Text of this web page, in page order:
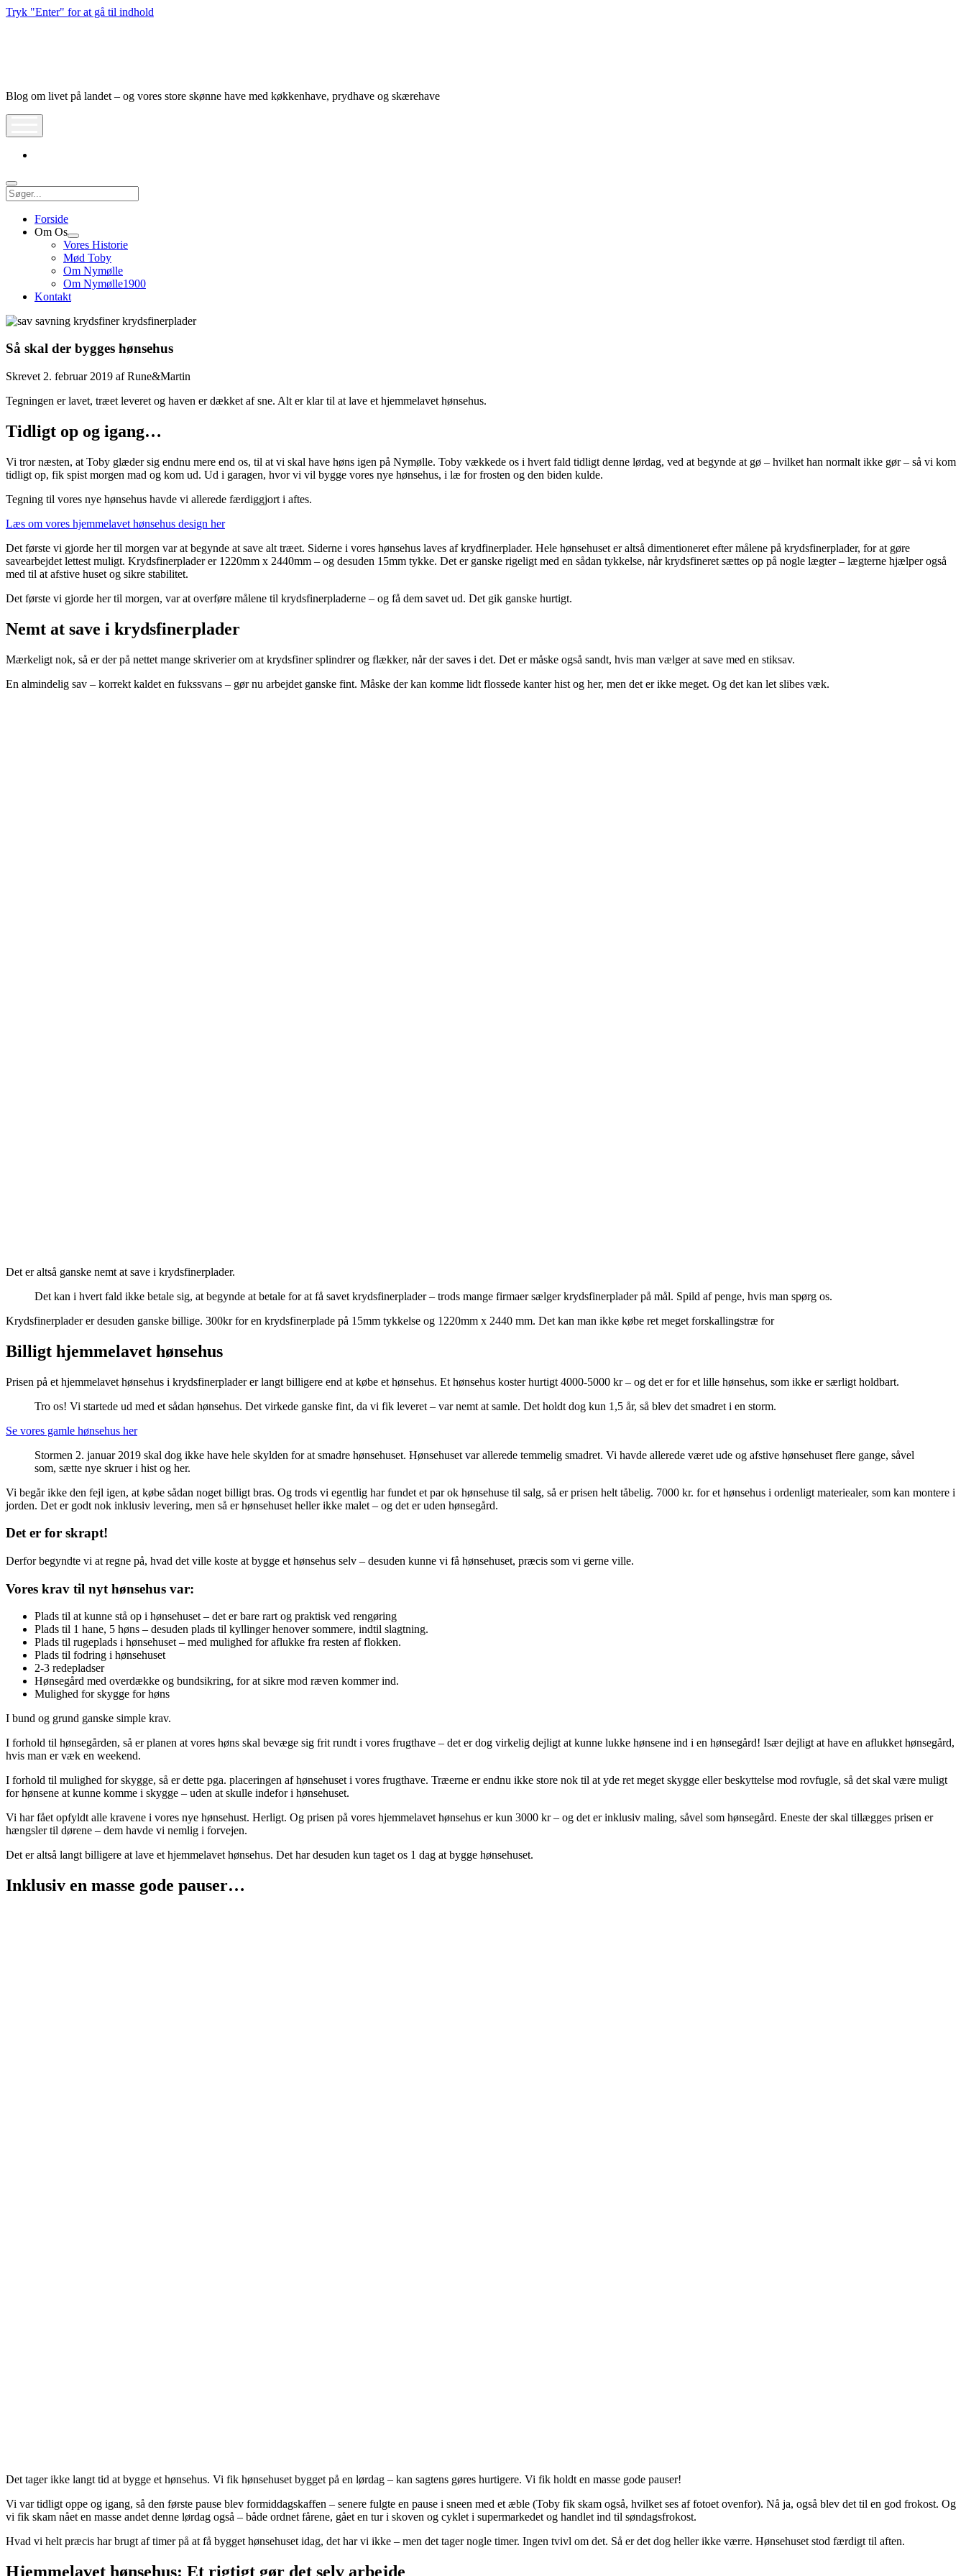
Tryk "Enter" for at gå til indhold
Blog om livet på landet – og vores store skønne have med køkkenhave, prydhave og skærehave
Søg
Forside
Om Os
Åbn
dropdown
meny
Vores Historie
Mød Toby
Om Nymølle
Om Nymølle1900
Kontakt
Så skal der bygges hønsehus
Skrevet 2. februar 2019 afRune&Martin
Tegningen er lavet, træet leveret og haven er dækket af sne. Alt er klar til at lave et hjemmelavet hønsehus.
Tidligt op og igang…
Vi tror næsten, at Toby glæder sig endnu mere end os, til at vi skal have høns igen på Nymølle. Toby vækkede os i hvert fald tidligt denne lørdag, ved at begynde at gø – hvilket han normalt ikke gør – så vi kom
tidligt op, fik spist morgen mad og kom ud. Ud i garagen, hvor vi vil bygge vores nye hønsehus, i læ for frosten og den biden kulde.
Tegning til vores nye hønsehus havde vi allerede færdiggjort i aftes.
Læs om vores hjemmelavet hønsehus design her
Det første vi gjorde her til morgen var at begynde at save alt træet. Siderne i vores hønsehus laves af krydfinerplader. Hele hønsehuset er altså dimentioneret efter målene på krydsfinerplader, for at gøre
savearbejdet lettest muligt. Krydsfinerplader er 1220mm x 2440mm – og desuden 15mm tykke. Det er ganske rigeligt med en sådan tykkelse, når krydsfineret sættes op på nogle lægter – lægterne hjælper også
med til at afstive huset og sikre stabilitet.
Det første vi gjorde her til morgen, var at overføre målene til krydsfinerpladerne – og få dem savet ud. Det gik ganske hurtigt.
Nemt at save i krydsfinerplader
Mærkeligt nok, så er der på nettet mange skriverier om at krydsfiner splindrer og flækker, når der saves i det. Det er måske også sandt, hvis man vælger at save med en stiksav.
En almindelig sav – korrekt kaldet en fukssvans – gør nu arbejdet ganske fint. Måske der kan komme lidt flossede kanter hist og her, men det er ikke meget. Og det kan let slibes væk.
Det er altså ganske nemt at save i krydsfinerplader.
Det kan i hvert fald ikke betale sig, at begynde at betale for at få savet krydsfinerplader – trods mange firmaer sælger krydsfinerplader på mål. Spild af penge, hvis man spørg os.
Krydsfinerplader er desuden ganske billige. 300kr for en krydsfinerplade på 15mm tykkelse og 1220mm x 2440 mm. Det kan man ikke købe ret meget forskallingstræ for
Billigt hjemmelavet hønsehus
Prisen på et hjemmelavet hønsehus i krydsfinerplader er langt billigere end at købe et hønsehus. Et hønsehus koster hurtigt 4000-5000 kr – og det er for et lille hønsehus, som ikke er særligt holdbart.
Tro os! Vi startede ud med et sådan hønsehus. Det virkede ganske fint, da vi fik leveret – var nemt at samle. Det holdt dog kun 1,5 år, så blev det smadret i en storm.
Se vores gamle hønsehus her
Stormen 2. januar 2019 skal dog ikke have hele skylden for at smadre hønsehuset. Hønsehuset var allerede temmelig smadret. Vi havde allerede været ude og afstive hønsehuset flere gange, såvel
som, sætte nye skruer i hist og her.
Vi begår ikke den fejl igen, at købe sådan noget billigt bras. Og trods vi egentlig har fundet et par ok hønsehuse til salg, så er prisen helt tåbelig. 7000 kr. for et hønsehus i ordenligt materiealer, som kan montere i
jorden. Det er godt nok inklusiv levering, men så er hønsehuset heller ikke malet – og det er uden hønsegård.
Det er for skrapt!
Derfor begyndte vi at regne på, hvad det ville koste at bygge et hønsehus selv – desuden kunne vi få hønsehuset, præcis som vi gerne ville.
Vores krav til nyt hønsehus var:
Plads til at kunne stå op i hønsehuset – det er bare rart og praktisk ved rengøring
Plads til 1 hane, 5 høns – desuden plads til kyllinger henover sommere, indtil slagtning.
Plads til rugeplads i hønsehuset – med mulighed for aflukke fra resten af flokken.
Plads til fodring i hønsehuset
2-3 redepladser
Hønsegård med overdække og bundsikring, for at sikre mod ræven kommer ind.
Mulighed for skygge for høns
I bund og grund ganske simple krav.
I forhold til hønsegården, så er planen at vores høns skal bevæge sig frit rundt i vores frugthave – det er dog virkelig dejligt at kunne lukke hønsene ind i en hønsegård! Især dejligt at have en aflukket hønsegård,
hvis man er væk en weekend.
I forhold til mulighed for skygge, så er dette pga. placeringen af hønsehuset i vores frugthave. Træerne er endnu ikke store nok til at yde ret meget skygge eller beskyttelse mod rovfugle, så det skal være muligt
for hønsene at kunne komme i skygge – uden at skulle indefor i hønsehuset.
Vi har fået opfyldt alle kravene i vores nye hønsehust. Herligt. Og prisen på vores hjemmelavet hønsehus er kun 3000 kr – og det er inklusiv maling, såvel som hønsegård. Eneste der skal tillægges prisen er
hængsler til dørene – dem havde vi nemlig i forvejen.
Det er altså langt billigere at lave et hjemmelavet hønsehus. Det har desuden kun taget os 1 dag at bygge hønsehuset.
Inklusiv en masse gode pauser…
Det tager ikke langt tid at bygge et hønsehus. Vi fik hønsehuset bygget på en lørdag – kan sagtens gøres hurtigere. Vi fik holdt en masse gode pauser!
Vi var tidligt oppe og igang, så den første pause blev formiddagskaffen – senere fulgte en pause i sneen med et æble (Toby fik skam også, hvilket ses af fotoet ovenfor). Nå ja, også blev det til en god frokost. Og
vi fik skam nået en masse andet denne lørdag også – både ordnet fårene, gået en tur i skoven og cyklet i supermarkedet og handlet ind til søndagsfrokost.
Hvad vi helt præcis har brugt af timer på at få bygget hønsehuset idag, det har vi ikke – men det tager nogle timer. Ingen tvivl om det. Så er det dog heller ikke værre. Hønsehuset stod færdigt til aften.
Hjemmelavet hønsehus: Et rigtigt gør det selv arbejde